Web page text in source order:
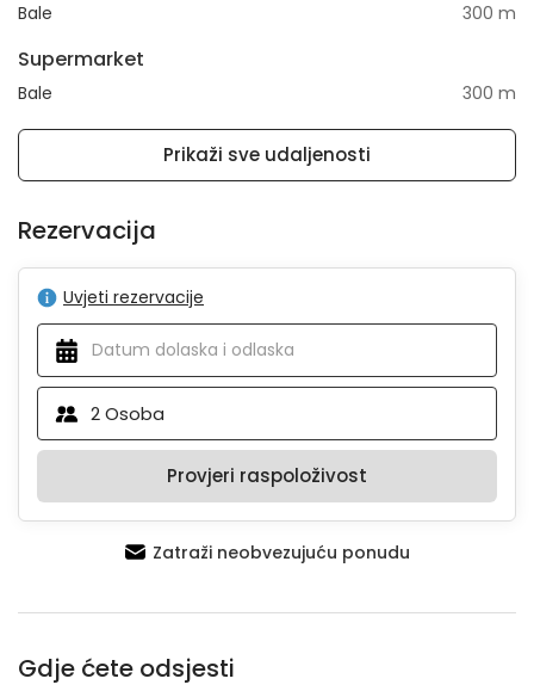
Bale 300 m
Supermarket
Bale 300 m
Prikaži sve udaljenosti
Rezervacija
Uvjeti rezervacije
2Osoba
Provjeri raspoloživost
Zatraži neobvezujuću ponudu
Gdje ćete odsjesti